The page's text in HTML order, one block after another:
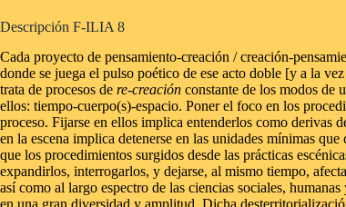
Descripción F-ILIA 8
Cada proyecto de pensamiento-creación / creación-
donde se juega el pulso poético de ese acto doble [y a la
trata de procesos de re-creación constante de los modos de
ellos: tiempo-cuerpo(s)-espacio. Poner el foco en los
proceso. Fijarse en ellos implica entenderlos como derivas
en la escena implica detenerse en las unidades mínimas
que los procedimientos surgidos desde las prácticas
expandirlos, interrogarlos, y dejarse, al mismo tiempo,
así como al largo espectro de las ciencias sociales,